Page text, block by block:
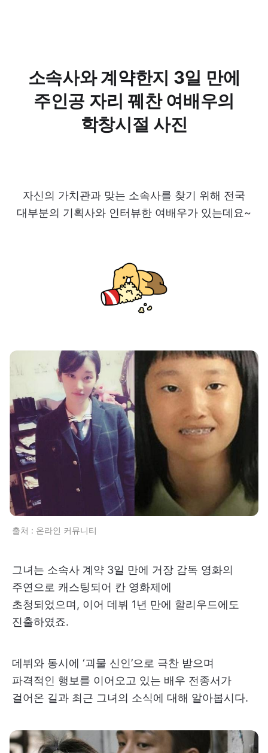
소속사와 계약한지 3일 만에
주인공 자리 꿰찬 여배우의
학창시절 사진
자신의 가치관과 맞는 소속사를 찾기 위해 전국
대부분의 기획사와 인터뷰한 여배우가 있는데요~
출처 : 온라인 커뮤니티
그녀는 소속사 계약 3일 만에 거장 감독 영화의
주연으로 캐스팅되어 칸 영화제에
초청되었으며, 이어 데뷔 1년 만에 할리우드에도
진출하였죠.
데뷔와 동시에 ‘괴물 신인’으로 극찬 받으며
파격적인 행보를 이어오고 있는 배우 전종서가
걸어온 길과 최근 그녀의 소식에 대해 알아봅시다.